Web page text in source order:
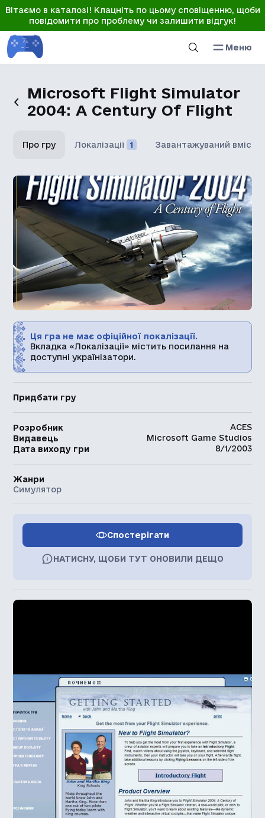
Вітаємо в каталозі! Клацніть по цьому сповіщенню, щоби
повідомити про проблему чи залишити відгук!
Меню
Microsoft Flight Simulator
2004: A Century Of Flight
Про гру Локалізації 1 Завантажуваний вміст
Ця гра не має офіційної локалізації.
Вкладка «Локалізації» містить посилання на
доступні українізатори.
Придбати гру
Розробник
ACES
Видавець
Microsoft Game Studios
Дата виходу гри
8/1/2003
Жанри
Симулятор
Спостерігати
НАТИСНУ, ЩОБИ ТУТ ОНОВИЛИ ДЕЩО